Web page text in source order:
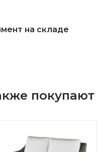
на складе
покупают